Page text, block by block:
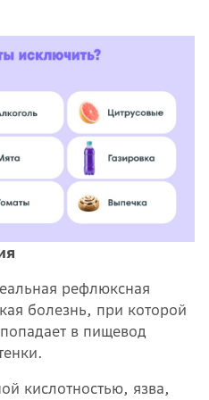
рефлюксная
болезнь, при которой
в пищевод
кислотностью, язва,